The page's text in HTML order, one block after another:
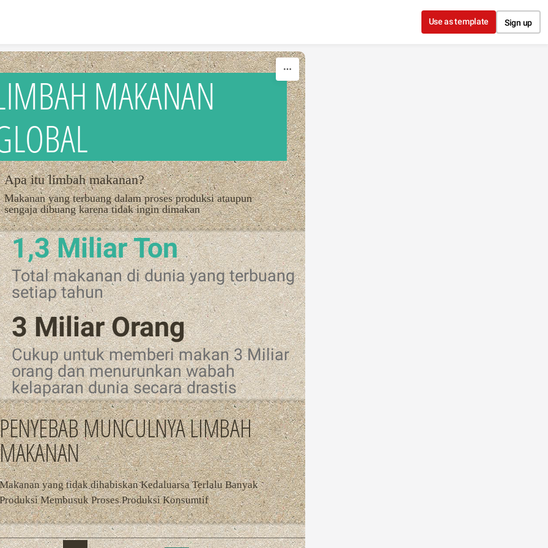
Use as template Sign up
MAKANAN
Apa itu limbah makanan?
Makanan yang terbuang dalam proses produksi ataupun
sengaja dibuang karena tidak ingin dimakan
1,3 Miliar Ton
Total makanan di dunia yang terbuang
setiap tahun
3 Miliar Orang
Cukup untuk memberi makan 3 Miliar
orang dan menurunkan wabah
kelaparan dunia secara drastis
PENYEBAB MUNCULNYA LIMBAH
MAKANAN
Makanan yang tidak dihabiskan Kedaluarsa Terlalu Banyak
Produksi Membusuk Proses Produksi Konsumtif